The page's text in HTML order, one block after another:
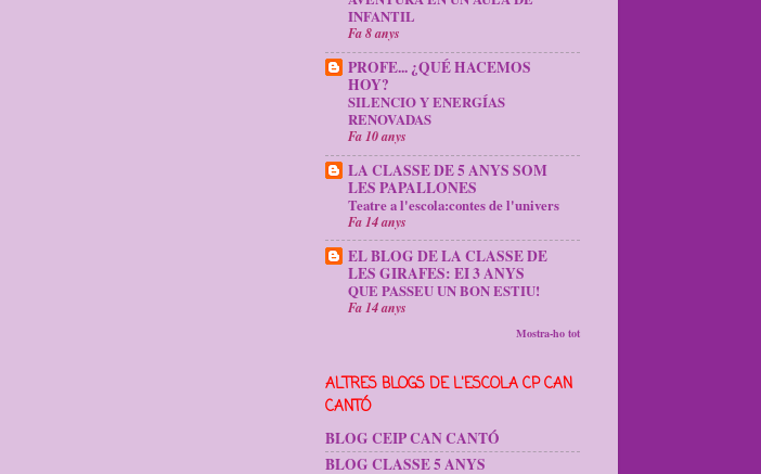
INFANTIL
Fa 8 anys
PROFE... ¿QUÉ HACEMOS
HOY?
SILENCIO Y ENERGÍAS
RENOVADAS
Fa 10 anys
LA CLASSE DE 5 ANYS SOM
LES PAPALLONES
Teatre a l'escola:contes de l'univers
Fa 14 anys
EL BLOG DE LA CLASSE DE
LES GIRAFES: EI 3 ANYS
QUE PASSEU UN BON ESTIU!
Fa 14 anys
Mostra-ho tot
ALTRES BLOGS DE L'ESCOLA CP CAN
CANTÓ
BLOG CEIP CAN CANTÓ
BLOG CLASSE 5 ANYS